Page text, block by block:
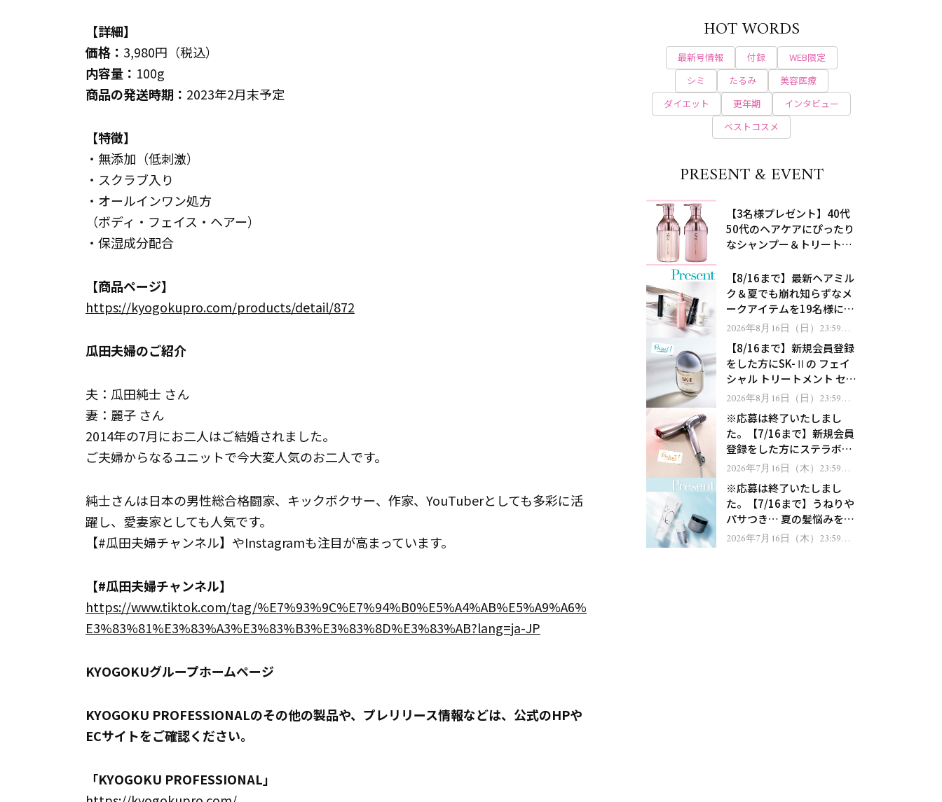
【詳細】
価格： 3,980円（税込）
内容量： 100g
商品の発送時期： 2023年2月末予定
【特徴】
・無添加（低刺激）
・スクラブ入り
・オールインワン処方
（ボディ・フェイス・ヘアー）
・保湿成分配合
【商品ページ】
https://kyogokupro.com/products/detail/872
瓜田夫婦のご紹介
夫：瓜田純士 さん
妻：麗子 さん
2014年の7月にお二人はご結婚されました。
ご夫婦からなるユニットで今大変人気のお二人です。
純士さんは日本の男性総合格闘家、キックボクサー、作家、YouTuberとしても多彩に活
躍し、愛妻家としても人気です。
【#瓜田夫婦チャンネル】やInstagramも注目が高まっています。
【#瓜田夫婦チャンネル】
https://www.tiktok.com/tag/%E7%93%9C%E7%94%B0%E5%A4%AB%E5%A9%A6%
E3%83%81%E3%83%A3%E3%83%B3%E3%83%8D%E3%83%AB?lang=ja-JP
KYOGOKUグループホームページ
KYOGOKU PROFESSIONALのその他の製品や、プレリリース情報などは、公式のHPや
ECサイトをご確認ください。
「KYOGOKU PROFESSIONAL」
HOT WORDS
最新号情報 付録
WEB限定
シミ
たるみ
美容医療
ダイエット
更年期
インタビュー
ベストコスメ
PRESENT & EVENT
【3名様プレゼント】40代
50代のヘアケアにぴったり
なシャンプー＆トリートメ
処！
【8/16まで】最新ヘアミル
ク＆夏でも崩れ知らずなメ
ークアイテムを19名様にプ
レゼント！
2026年8月16日（日）23:59ま
で【8/16まで】新規会員登録
をした方にSK-Ⅱの フェイ
シャル トリートメント セラ
ムをプレゼント！
2026年8月16日（日）23:59ま
※応募は終了いたしまし
た。【7/16まで】新規会員
登録をした方にステラボー
テのシャインリバース ヘア
ゼント！
2026年7月16日（木）23:59ま
※応募は終了いたしまし
た。【7/16まで】うねりや
パサつき… 夏の髪悩みを解
消するヘアケアアイテムを
2026年7月16日（木）23:59ま